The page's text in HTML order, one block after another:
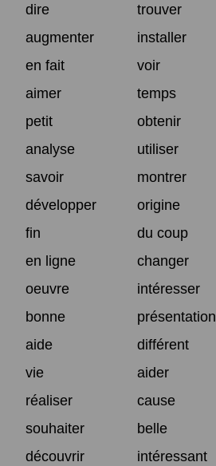
dire
trouver
augmenter
installer
en fait
voir
aimer
temps
petit
obtenir
analyse
utiliser
savoir
montrer
développer
origine
fin
du coup
en ligne
changer
oeuvre
intéresser
bonne
présentation
aide
différent
vie
aider
réaliser
cause
souhaiter
belle
découvrir
intéressant